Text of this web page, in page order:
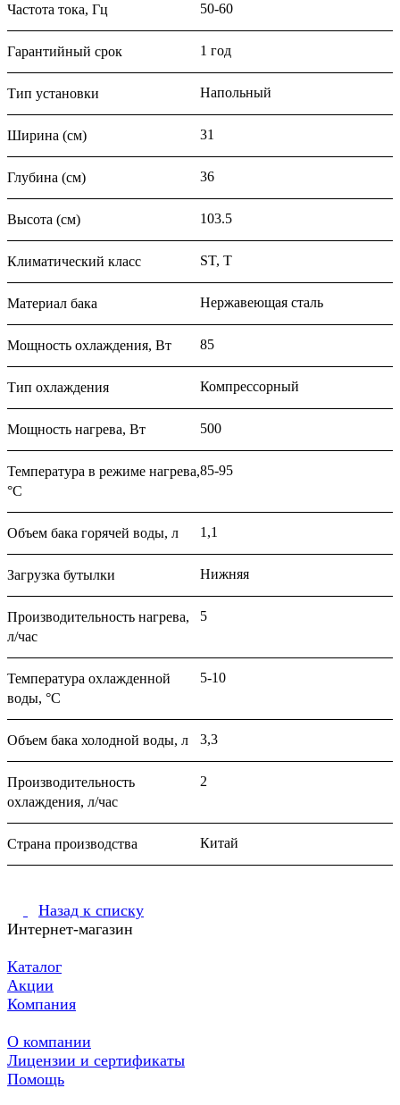
Частота тока, Гц 50-60
Гарантийный срок 1 год
Тип установки Напольный
Ширина (см) 31
Глубина (см) 36
Высота (см) 103.5
Климатический класс ST, T
Материал бака Нержавеющая сталь
Мощность охлаждения, Вт 85
Тип охлаждения Компрессорный
Мощность нагрева, Вт 500
Температура в режиме нагрева,
°С
85-95
Объем бака горячей воды, л 1,1
Загрузка бутылки Нижняя
Производительность нагрева,
л/час
5
Температура охлажденной
воды, °С
5-10
Объем бака холодной воды, л 3,3
Производительность
охлаждения, л/час
2
Страна производства Китай
Назад к списку
Интернет-магазин
Каталог
Акции
Компания
О компании
Лицензии и сертификаты
Помощь